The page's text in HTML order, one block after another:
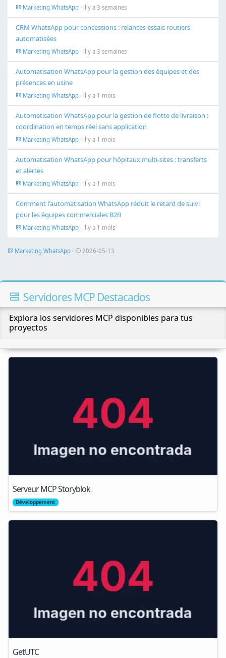
Marketing WhatsApp · il y a 3 semaines
CRM WhatsApp pour concessions : relances essais routiers
automatisées
Marketing WhatsApp · il y a 3 semaines
Automatisation WhatsApp pour la gestion des équipes et des
présences en usine
Marketing WhatsApp · il y a 1 mois
Automatisation WhatsApp pour la gestion de flotte de livraison :
coordination en temps réel sans application
Marketing WhatsApp · il y a 1 mois
Automatisation WhatsApp pour hôpitaux multi-sites : transferts
et alertes
Marketing WhatsApp · il y a 1 mois
Comment l'automatisation WhatsApp réduit le retard de suivi
pour les équipes commerciales B2B
Marketing WhatsApp · il y a 1 mois
Marketing WhatsApp · 2026-05-13
Servidores MCP Destacados
Explora los servidores MCP disponibles para tus
proyectos
Serveur MCP Storyblok
Développement
GetUTC